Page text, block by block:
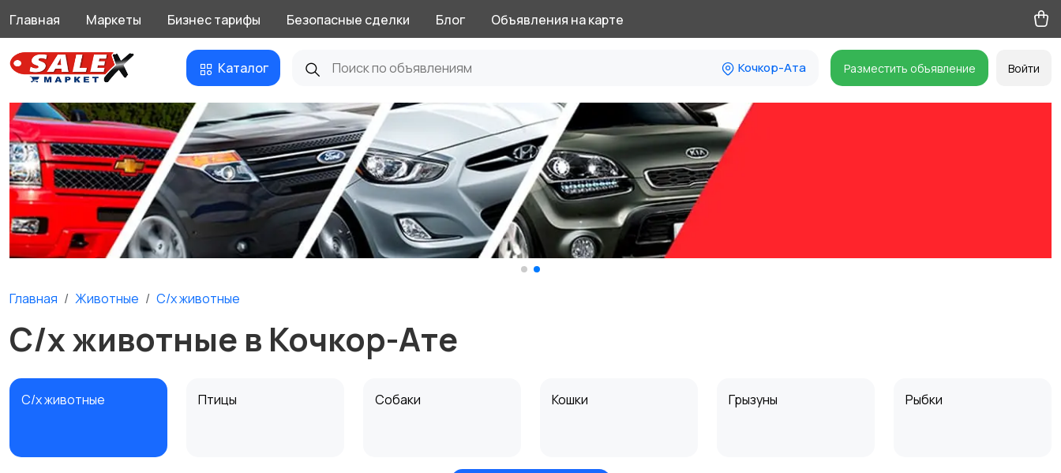
Главная Маркеты Бизнес тарифы Безопасные сделки Блог Объявления на карте
Каталог Кочкор-Ата Разместить объявление Войти
Главная Животные С/х животные
С/х животные в Кочкор-Ате
С/х животные Птицы Собаки Кошки Грызуны Рыбки